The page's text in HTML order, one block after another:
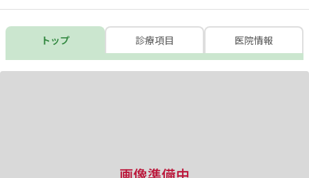
トップ 診療項目 医院情報